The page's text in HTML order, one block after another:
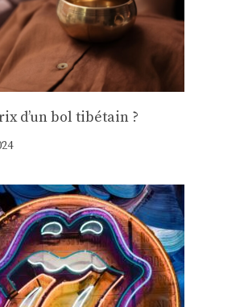
d’un bol tibétain ?